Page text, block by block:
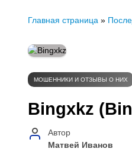
Главная страница »
МОШЕННИКИ И ОТЗЫВЫ О НИХ
Bingxkz
Автор
Матвей Иванов